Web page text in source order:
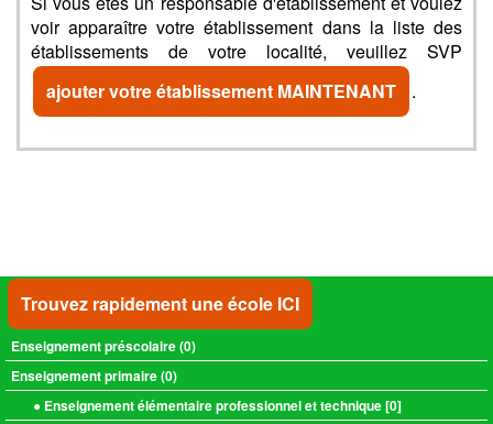
voir apparaître votre établissement dans la liste des
établissements de votre localité, veuillez SVP
ajouter votre établissement MAINTENANT
.
Trouvez rapidement une école ICI
Enseignement préscolaire (0)
Enseignement primaire (0)
● Enseignement élémentaire professionnel et technique [0]